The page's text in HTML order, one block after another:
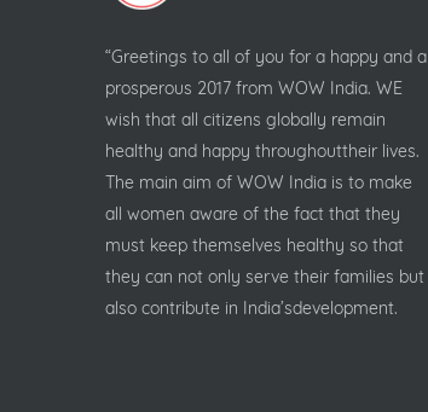
“Greetings to all of you for a happy and a
prosperous 2017 from WOW India. WE
wish that all citizens globally remain
healthy and happy throughouttheir lives.
The main aim of WOW India is to make
all women aware of the fact that they
must keep themselves healthy so that
they can not only serve their families but
also contribute in India’sdevelopment.